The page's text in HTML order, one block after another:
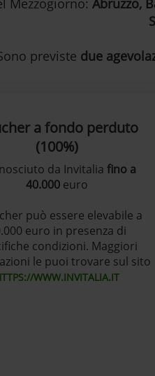
Mezzogiorno: Abruzzo,
previste due
a fondo perduto
(100%)
da Invitalia fino a
40.000 euro
può essere elevabile a
euro in presenza di
condizioni. Maggiori
le puoi trovare sul sito
WWW.INVITALIA.IT